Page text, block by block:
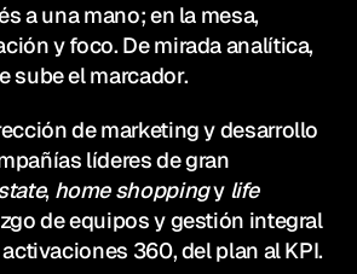
a una mano; en la mesa,
y foco. De mirada analítica,
sube el marcador.
de marketing y desarrollo
líderes de gran
, home shopping y life
de equipos y gestión integral
360, del plan al KPI.